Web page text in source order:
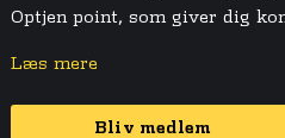
Optjen point, som giver dig
Læs mere
Bliv medlem